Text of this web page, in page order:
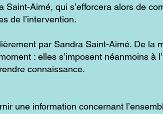
Aimé, qui s’efforcera alors de
de l’intervention.
par Sandra Saint-Aimé. De la
: elles s’imposent néanmoins à
connaissance.
une information concernant